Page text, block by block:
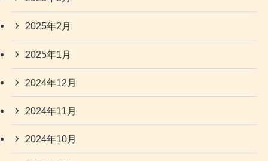
2025年2月
2025年1月
2024年12月
2024年11月
2024年10月